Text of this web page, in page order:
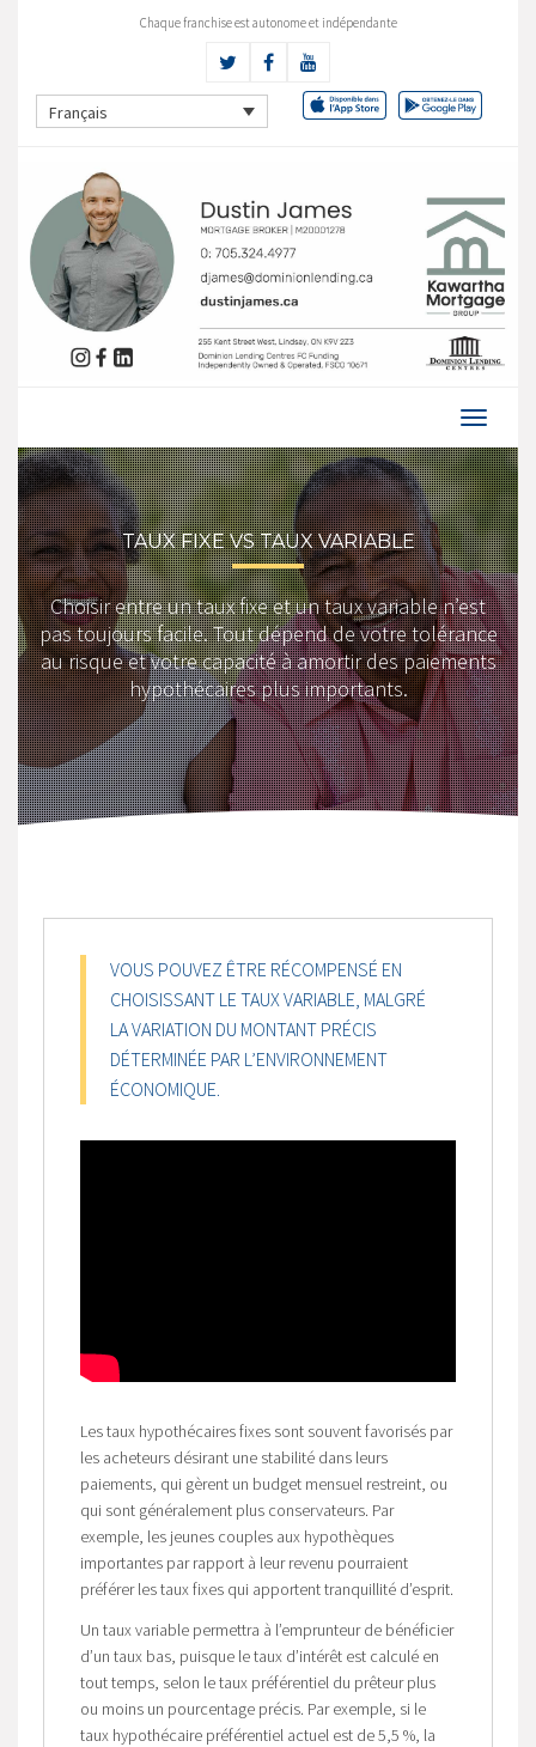
Chaque franchise est autonome et indépendante
Français
TAUX FIXE VS TAUX VARIABLE
Choisir entre un taux fixe et un taux variable n’est
pas toujours facile. Tout dépend de votre tolérance
au risque et votre capacité à amortir des paiements
hypothécaires plus importants.
VOUS POUVEZ ÊTRE RÉCOMPENSÉ EN
CHOISISSANT LE TAUX VARIABLE, MALGRÉ
LA VARIATION DU MONTANT PRÉCIS
DÉTERMINÉE PAR L’ENVIRONNEMENT
ÉCONOMIQUE.
Les taux hypothécaires fixes sont souvent favorisés par
les acheteurs désirant une stabilité dans leurs
paiements, qui gèrent un budget mensuel restreint, ou
qui sont généralement plus conservateurs. Par
exemple, les jeunes couples aux hypothèques
importantes par rapport à leur revenu pourraient
préférer les taux fixes qui apportent tranquillité d’esprit.
Un taux variable permettra à l’emprunteur de bénéficier
d’un taux bas, puisque le taux d’intérêt est calculé en
tout temps, selon le taux préférentiel du prêteur plus
ou moins un pourcentage précis. Par exemple, si le
taux hypothécaire préférentiel actuel est de 5,5 %, la